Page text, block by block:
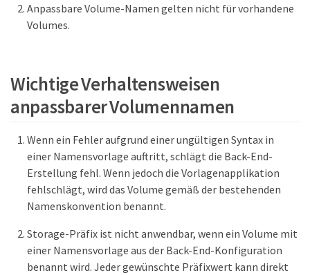
Anpassbare Volume-Namen gelten nicht für vorhandene
Volumes.
Wichtige Verhaltensweisen
anpassbarer Volumennamen
Wenn ein Fehler aufgrund einer ungültigen Syntax in
einer Namensvorlage auftritt, schlägt die Back-End-
Erstellung fehl. Wenn jedoch die Vorlagenapplikation
fehlschlägt, wird das Volume gemäß der bestehenden
Namenskonvention benannt.
Storage-Präfix ist nicht anwendbar, wenn ein Volume mit
einer Namensvorlage aus der Back-End-Konfiguration
benannt wird. Jeder gewünschte Präfixwert kann direkt